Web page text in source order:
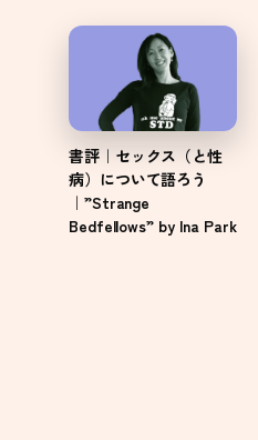
書評｜セックス（と性
病）について語ろう
｜”Strange
Bedfellows” by Ina Park